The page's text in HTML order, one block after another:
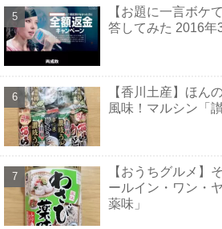
【お題に一言ボケ
答してみた 2016年
【香川土産】ほん
風味！マルシン「
【おうちグルメ】
ールイン・ワン・
薬味」